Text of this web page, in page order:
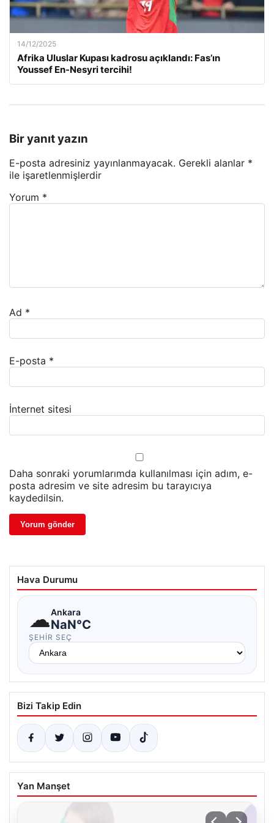
14/12/2025
Afrika Uluslar Kupası kadrosu açıklandı: Fas’ın
Youssef En-Nesyri tercihi!
Bir yanıt yazın
E-posta adresiniz yayınlanmayacak. Gerekli alanlar *
ile işaretlenmişlerdir
Yorum *
Ad *
E-posta *
İnternet sitesi
Daha sonraki yorumlarımda kullanılması için adım, e-
posta adresim ve site adresim bu tarayıcıya
kaydedilsin.
Hava Durumu
☁Ankara
NaN°C
ŞEHIR SEÇ
Bizi Takip Edin
Yan Manşet